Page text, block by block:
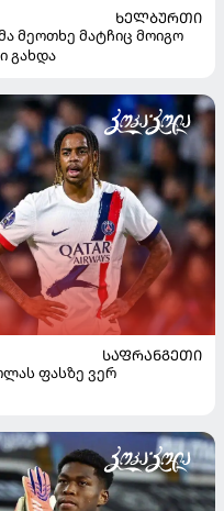
ᲮᲔᲚᲑᲣᲠᲗᲘ
მეოთხე მატჩიც მოიგო
გახდა
ᲡᲐᲤᲠᲐᲜᲒᲔᲗᲘ
ფასზე ვერ